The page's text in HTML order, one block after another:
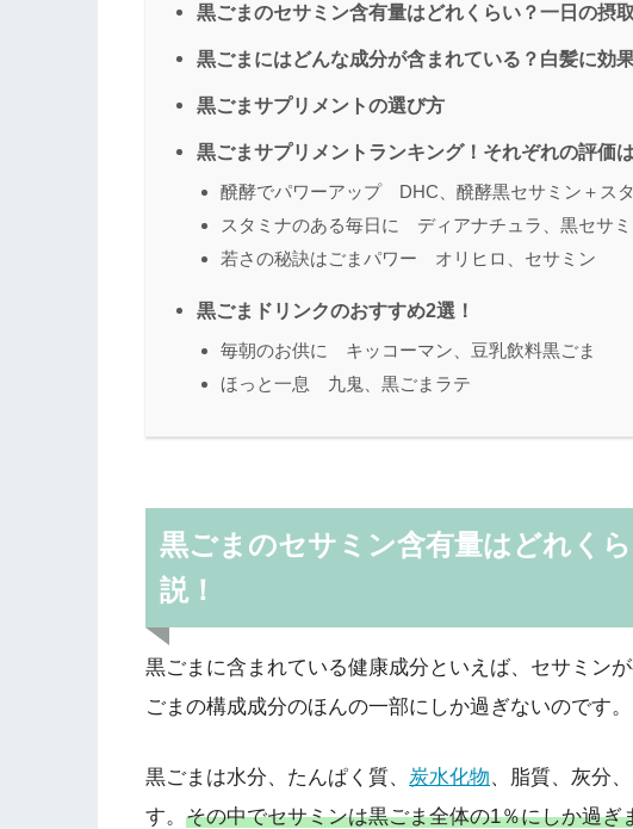
黒ごまのセサミン含有量はどれくらい？一日の摂
黒ごまにはどんな成分が含まれている？白髪に効
黒ごまサプリメントの選び方
黒ごまサプリメントランキング！それぞれの評価
醗酵でパワーアップ DHC、醗酵黒セサミン＋ス
スタミナのある毎日に ディアナチュラ、黒セサ
若さの秘訣はごまパワー オリヒロ、セサミン
黒ごまドリンクのおすすめ2選！
毎朝のお供に キッコーマン、豆乳飲料黒ごま
ほっと一息 九鬼、黒ごまラテ
黒ごまのセサミン含有量はどれく
説！
黒ごまに含まれている健康成分といえば、セサミン
ごまの構成成分のほんの一部にしか過ぎないのです。
黒ごまは水分、たんぱく質、 炭水化物、脂質、灰分
す。 その中でセサミンは黒ごま全体の1％にしか過ぎ